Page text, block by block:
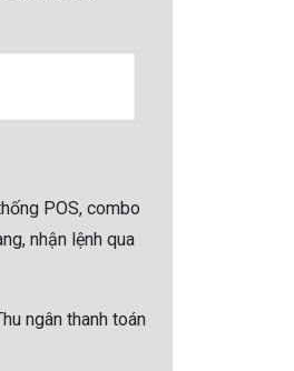
POS, combo
nhận lệnh qua
ngân thanh toán